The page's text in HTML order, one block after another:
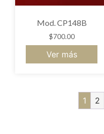
Mod. CP148B
$700.00
Ver más
1 2